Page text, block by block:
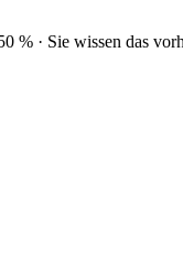
% · Sie wissen das